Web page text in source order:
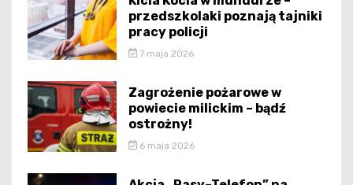
przedszkolaki poznają tajniki
pracy policji
7 maja 2026
Zagrożenie pożarowe w
powiecie milickim – bądź
ostrożny!
6 maja 2026